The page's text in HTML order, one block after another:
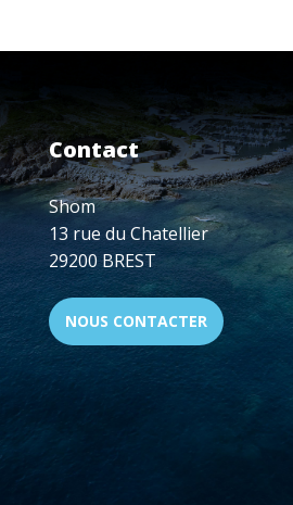
Contact
Shom
13 rue du Chatellier
29200 BREST
NOUS CONTACTER